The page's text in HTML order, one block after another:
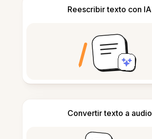
Reescribir texto con IA
Convertir texto a audio